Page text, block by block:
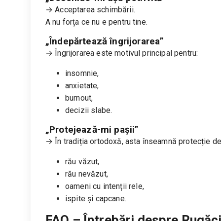
→ Acceptarea schimbării.
A nu forța ce nu e pentru tine.
„Îndepărtează îngrijorarea”
→ Îngrijorarea este motivul principal pentru:
insomnie,
anxietate,
burnout,
decizii slabe.
„Protejează-mi pașii”
→ În tradiția ortodoxă, asta înseamnă protecție
rău văzut,
rău nevăzut,
oameni cu intenții rele,
ispite și capcane.